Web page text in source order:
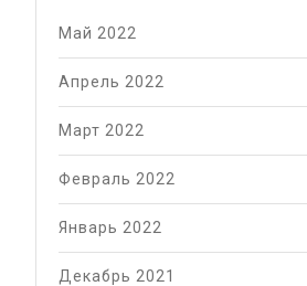
Май 2022
Апрель 2022
Март 2022
Февраль 2022
Январь 2022
Декабрь 2021